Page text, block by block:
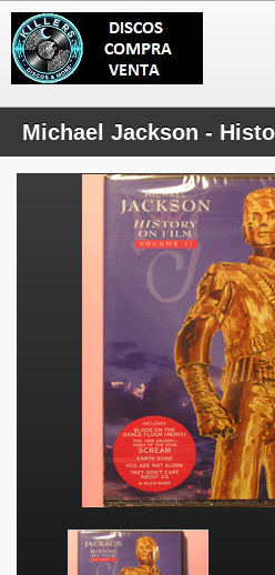
Michael Jackson -